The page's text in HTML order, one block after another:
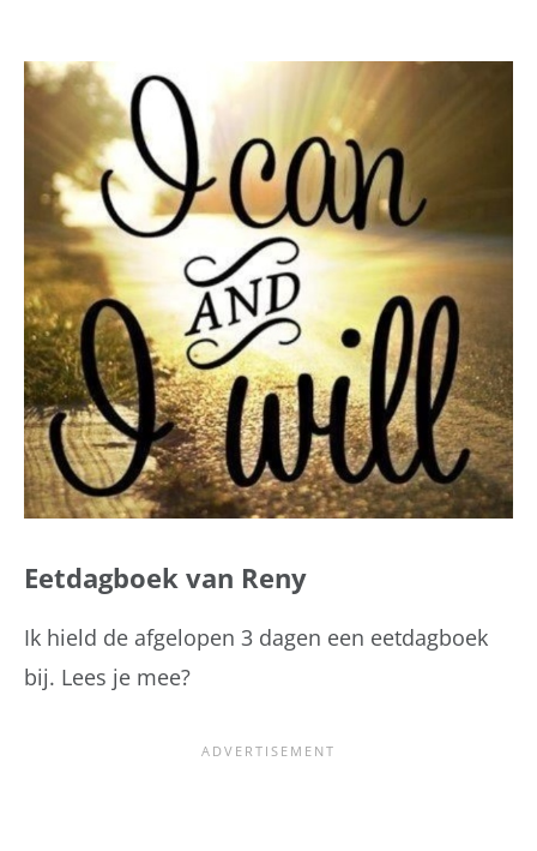
Eetdagboek van Reny
Ik hield de afgelopen 3 dagen een eetdagboek
bij. Lees je mee?